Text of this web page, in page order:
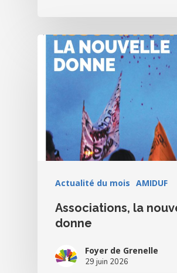
Actualité du mois AMIDUF
Associations, la
donne
Foyer de Grenelle
29 juin 2026